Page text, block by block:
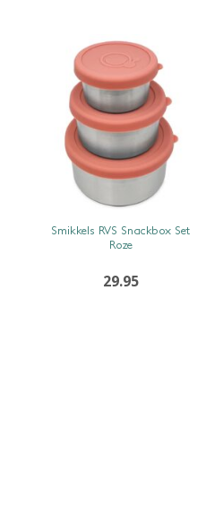
SNEL BEKIJKEN
Smikkels RVS Snackbox Set
Roze
29.95